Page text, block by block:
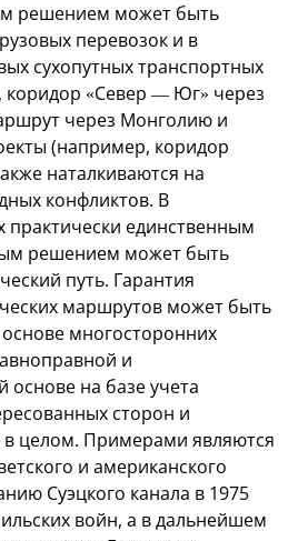
решением может быть
перевозок и в
сухопутных транспортных
«Север — Юг» через
через Монголию и
(например, коридор
наталкиваются на
конфликтов. В
практически единственным
решением может быть
путь. Гарантия
маршрутов может быть
многосторонних
и
на базе учета
сторон и
целом. Примерами являются
и американского
Суэцкого канала в 1975
войн, а в дальнейшем